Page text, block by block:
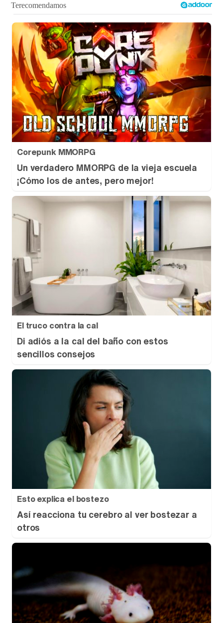
Tráiler de '33 días', la nueva serie de Atresplayer con Julián Villagrán y José Manuel Poga
Tráiler en catalán de 'Ravalear', la nueva serie de HBO Max sobre los fondos buitre
Canción ganadora de Eurovisión 2026: DARA con "Bangaranga" por Bulgaria
Corepunk MMORPG
Un verdadero MMORPG de la vieja escuela
¡Cómo los de antes, pero mejor!
El truco contra la cal
Di adiós a la cal del baño con estos
sencillos consejos
Esto explica el bostezo
Así reacciona tu cerebro al ver bostezar a
otros